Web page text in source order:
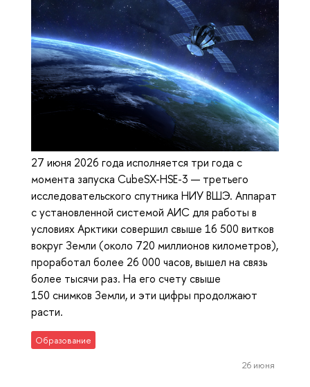
27 июня 2026 года исполняется три года с
момента запуска CubeSX-HSE-3 — третьего
исследовательского спутника НИУ ВШЭ. Аппарат
с установленной системой АИС для работы в
условиях Арктики совершил свыше 16 500 витков
вокруг Земли (около 720 миллионов километров),
проработал более 26 000 часов, вышел на связь
более тысячи раз. На его счету свыше
150 снимков Земли, и эти цифры продолжают
расти.
Образование
26 июня